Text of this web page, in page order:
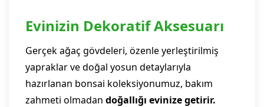
Evinizin Dekoratif Aksesuarı
Gerçek ağaç gövdeleri, özenle yerleştirilmiş
yapraklar ve doğal yosun detaylarıyla
hazırlanan bonsai koleksiyonumuz, bakım
zahmeti olmadan doğallığı evinize getirir.